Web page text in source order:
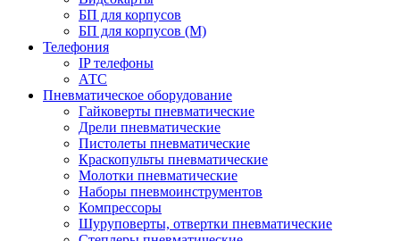
БП для корпусов
БП для корпусов (М)
Телефония
IP телефоны
АТС
Пневматическое оборудование
Гайковерты пневматические
Дрели пневматические
Пистолеты пневматические
Краскопульты пневматические
Молотки пневматические
Наборы пневмоинструментов
Компрессоры
Шуруповерты, отвертки пневматические